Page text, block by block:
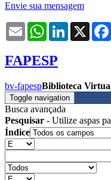
Envie sua mensagem
Email WhatsAppLinkedIn
X
FAPESP
bv-fapespBiblioteca
Toggle navigation
Busca avançada
Pesquisar - Utilize aspas
Índice